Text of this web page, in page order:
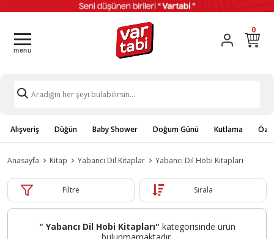
0
Alışveriş Düğün Baby Shower Doğum Günü Kutlama
Anasayfa Kitap Yabancı Dil Kitaplar Yabancı Dil Hobi Kitapları
Filtre Sırala
" Yabancı Dil Hobi Kitapları" kategorisinde ürün